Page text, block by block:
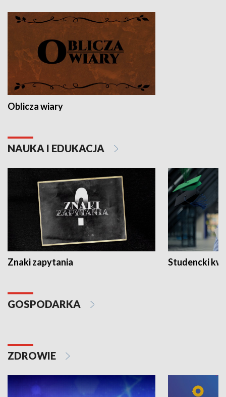
Oblicza wiary
NAUKA I EDUKACJA
Znaki zapytania Studencki
GOSPODARKA
ZDROWIE